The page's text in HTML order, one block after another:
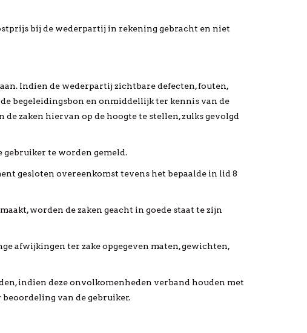
bij de wederpartij in rekening gebracht en niet
Indien de wederpartij zichtbare defecten, fouten,
begeleidingsbon en onmiddellijk ter kennis van de
zaken hiervan op de hoogte te stellen, zulks gevolgd
gebruiker te worden gemeld.
gesloten overeenkomst tevens het bepaalde in lid 8
worden de zaken geacht in goede staat te zijn
afwijkingen ter zake opgegeven maten, gewichten,
indien deze onvolkomenheden verband houden met
van de gebruiker.